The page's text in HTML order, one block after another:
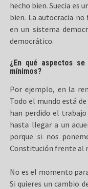
hecho bien. Suecia es
bien. La autocracia no
en un sistema
democrático.
¿En qué aspectos
mínimos?
Por ejemplo, en la
Todo el mundo está
han perdido el trabajo
hasta llegar a un
porque si nos
Constitución frente al
No es el momento
Si quieres un cambio